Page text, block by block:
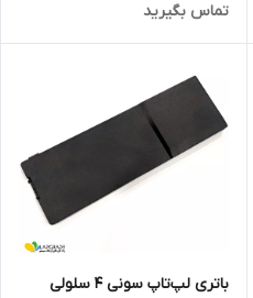
لپ‌تاپ SONY VAIO VGN-CS
تماس بگیرید
باتری لپ‌تاپ سونی 4 سلولی